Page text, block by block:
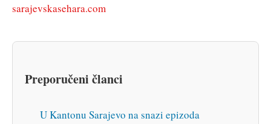
sarajevskasehara.com
Preporučeni članci
U Kantonu Sarajevo na snazi epizoda